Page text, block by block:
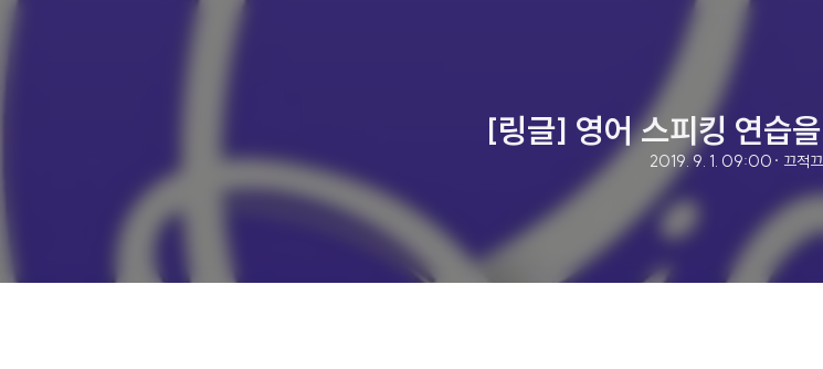
[링글] 영어 스피킹 연습
2019. 9. 1. 09:00 · 끄적